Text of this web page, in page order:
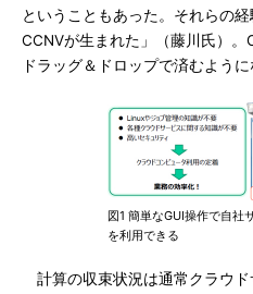
ということもあった。それらの
CCNVが生まれた」（藤川氏）
ドラッグ＆ドロップで済むように
図1 簡単なGUI操作で自社
を利用できる
計算の収束状況は通常クラウド